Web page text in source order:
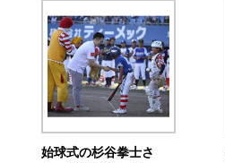
始球式の杉谷拳士さ